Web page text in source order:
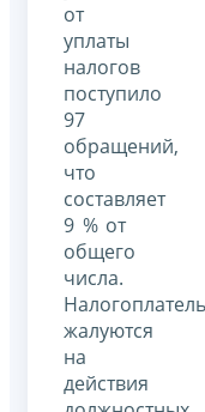
от
уплаты
налогов
поступило
97
обращений,
что
составляет
9 % от
общего
числа.
жалуются
на
действия